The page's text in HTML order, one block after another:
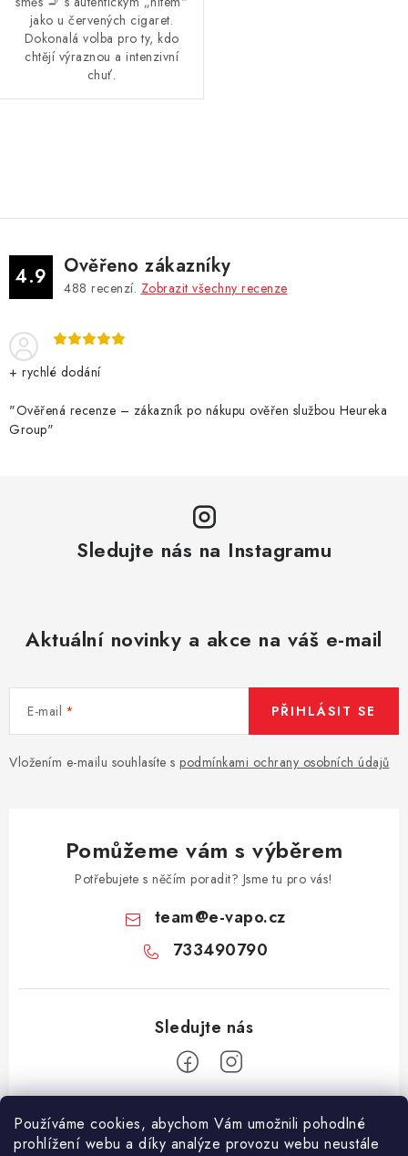
Používáme cookies, abychom Vám umožnili pohodlné
prohlížení webu a díky analýze provozu webu neustále
jako u červených cigaret.
Dokonalá volba pro ty, kdo
chtějí výraznou a intenzivní
chuť.
á
d
a
c
p
r
k
y
4.9 Ověřeno zákazníky
488 recenzí. Zobrazit všechny recenze
+ rychlé dodání
"Ověřená recenze – zákazník po nákupu ověřen službou Heureka
Group"
Sledujte nás na Instagramu
Aktuální novinky a akce na váš e-mail
E-mail
Vložením e-mailu souhlasíte s podmínkami ochrany osobních údajů
PŘIHLÁSIT SE
Pomůžeme vám s výběrem
Potřebujete s něčím poradit? Jsme tu pro vás!
team@e-vapo.cz
733490790